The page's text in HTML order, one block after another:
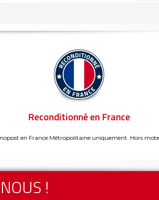
Reconditionné en France
en France Métropolitaine uniquement. Hors
!